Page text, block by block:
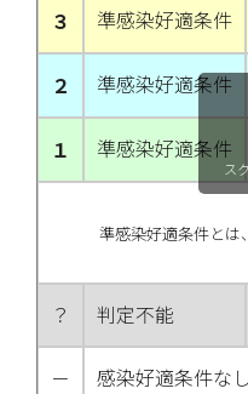
３ 準感染好適条件
２ 準感染好適条件
１ 準感染好適条件
準感染好適条件とは
？ 判定不能
－ 感染好適条件なし
ス